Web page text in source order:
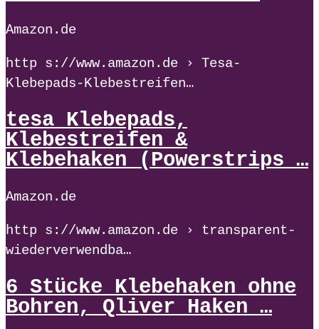
Amazon.de
http s://www.amazon.de › Tesa-
Klebepads-Klebestreifen…
tesa Klebepads,
Klebestreifen &
Klebehaken (Powerstrips …
Amazon.de
http s://www.amazon.de › transparent-
wiederverwendba…
6 Stücke Klebehaken ohne
Bohren, Qliver Haken …